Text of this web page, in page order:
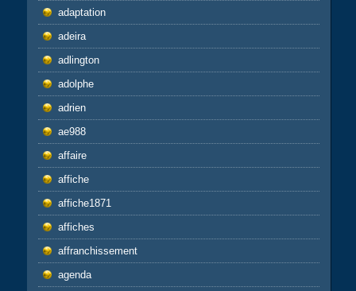
adaptation
adeira
adlington
adolphe
adrien
ae988
affaire
affiche
affiche1871
affiches
affranchissement
agenda